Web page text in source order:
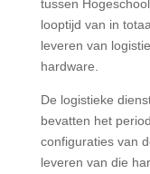
tussen
looptijd van in
leveren van
hardware.
De logistieke
bevatten het
configuraties van
leveren van die